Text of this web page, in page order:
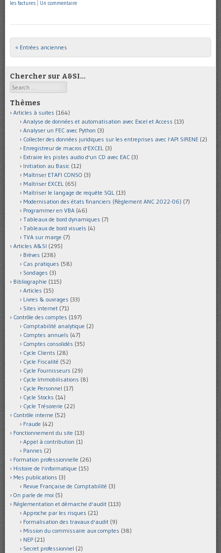
les factures Un commentaire
Post navigation
« Entrées anciennes
Chercher sur A&SI…
Search
Thèmes
Articles à suites (164)
Analyse de données et automatisation avec Excel et Access (13)
Analyser un FEC avec Python (3)
Collecter des données juridiques sur les entreprises avec l'API SIRENE (2)
Enregistreur de macros d'EXCEL (3)
Extraire les pistes audio d'un CD avec EAC (3)
Initiation au Basic (12)
Maîtriser ETAFI CONSO (3)
Maîtriser EXCEL (65)
Maîtriser le langage de requête SQL (13)
Modernisation des états financiers (Règlement ANC 2022-06) (7)
Programmer en VBA (46)
Tableaux de bord dynamiques (7)
Tableaux de bord visuels (4)
TVA sur marge (7)
Articles A&SI (295)
Brèves (238)
Cas pratiques (58)
Sondages (3)
Bibliographie (115)
Articles (15)
Livres & ouvrages (33)
Sites internet (71)
Contrôle des comptes (197)
Comptabilité analytique (2)
Comptes annuels (47)
Comptes consolidés (35)
Cycle Clients (28)
Cycle Fiscalité (52)
Cycle Fournisseurs (29)
Cycle Immobilisations (8)
Cycle Personnel (17)
Cycle Stocks (14)
Cycle Trésorerie (22)
Contrôle interne (52)
Fraude (42)
Fonctionnement du site (13)
Appel à contribution (1)
Pannes (2)
Formation professionnelle (26)
Histoire de l'informatique (15)
Mes publications (3)
Revue Française de Comptabilité (3)
On parle de moi (5)
Réglementation et démarche d'audit (113)
Approche par les risques (21)
Formalisation des travaux d'audit (9)
Mission du commissaire aux comptes (38)
NEP (21)
Secret professionnel (2)